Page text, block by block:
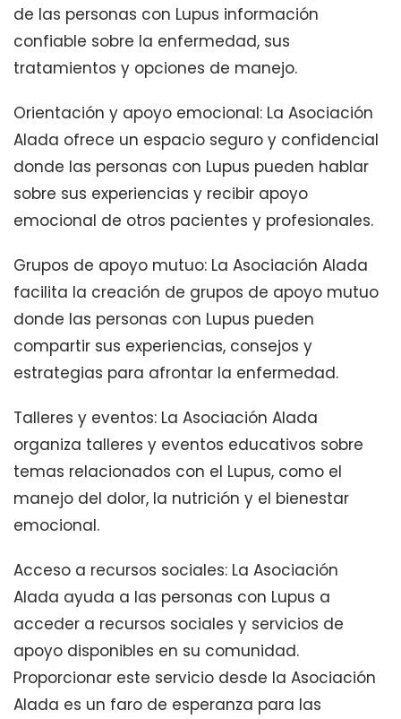
de las personas con Lupus información
confiable sobre la enfermedad, sus
tratamientos y opciones de manejo.
Orientación y apoyo emocional: La Asociación
Alada ofrece un espacio seguro y confidencial
donde las personas con Lupus pueden hablar
sobre sus experiencias y recibir apoyo
emocional de otros pacientes y profesionales.
Grupos de apoyo mutuo: La Asociación Alada
facilita la creación de grupos de apoyo mutuo
donde las personas con Lupus pueden
compartir sus experiencias, consejos y
estrategias para afrontar la enfermedad.
Talleres y eventos: La Asociación Alada
organiza talleres y eventos educativos sobre
temas relacionados con el Lupus, como el
manejo del dolor, la nutrición y el bienestar
emocional.
Acceso a recursos sociales: La Asociación
Alada ayuda a las personas con Lupus a
acceder a recursos sociales y servicios de
apoyo disponibles en su comunidad.
Proporcionar este servicio desde la Asociación
Alada es un faro de esperanza para las